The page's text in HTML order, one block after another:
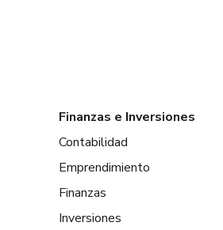
Finanzas e Inversiones
Contabilidad
Emprendimiento
Finanzas
Inversiones